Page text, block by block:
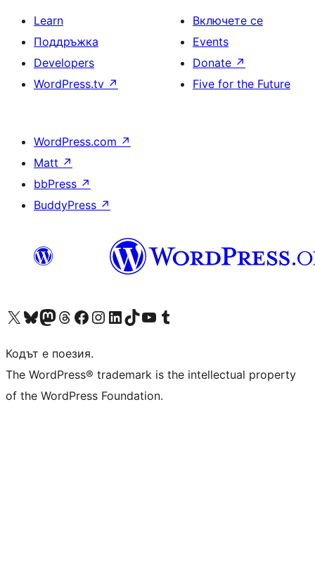
Learn
Поддръжка
Developers
WordPress.tv ↗
Включете се
Events
Donate ↗
Five for the Future
WordPress.com ↗
Matt ↗
bbPress ↗
BuddyPress ↗
Visit our X (formerly Twitter) account
Visit our Bluesky account
Visit our Mastodon account
Visit our Threads account
Посетете нашата страница във Facebook
Посетете нашия профил в Instagram
Посетете нашия профил в LinkedIn
Visit our TikTok account
Visit our YouTube channel
Visit our Tumblr account
Кодът е поезия.
The WordPress® trademark is the intellectual property
of the WordPress Foundation.